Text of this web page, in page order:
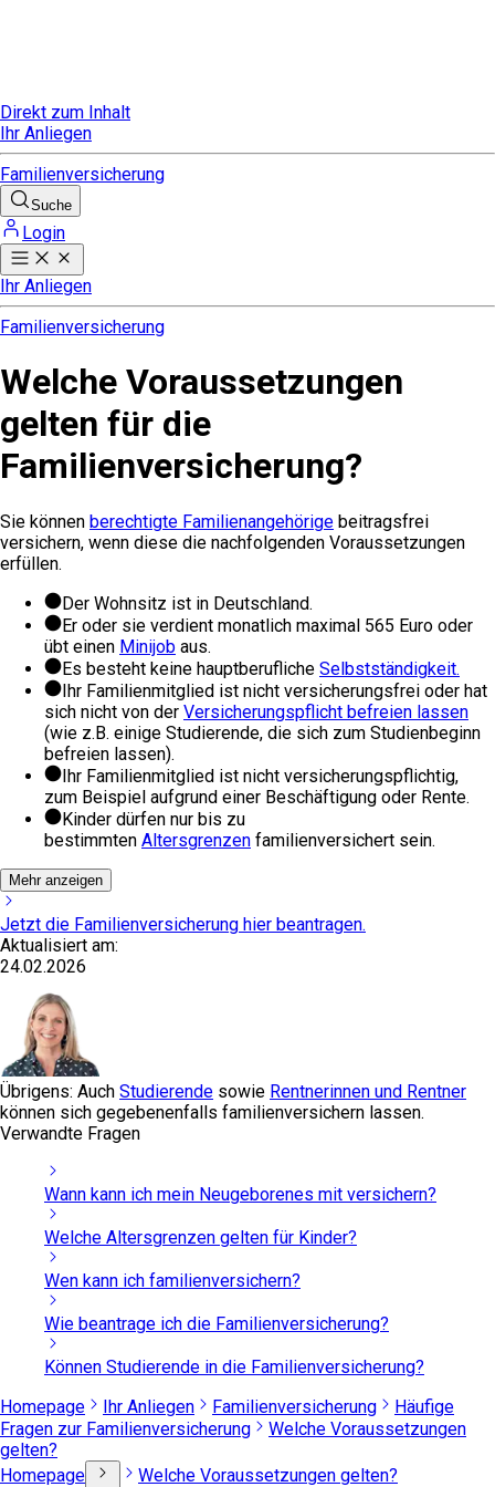
Direkt zum Inhalt
Ihr Anliegen
Familienversicherung
Suche
Login
Ihr Anliegen
Familienversicherung
Welche Voraussetzungen
gelten für die
Familienversicherung?
Sie können berechtigte Familienangehörige beitragsfrei
versichern, wenn diese die nachfolgenden Voraussetzungen
erfüllen.
Der Wohnsitz ist in Deutschland.
Er oder sie verdient monatlich maximal 565 Euro oder
übt einen Minijob aus.
Es besteht keine hauptberufliche Selbstständigkeit.
Ihr Familienmitglied ist nicht versicherungsfrei oder hat
sich nicht von der Versicherungspflicht befreien lassen
(wie z.B. einige Studierende, die sich zum Studienbeginn
befreien lassen).
Ihr Familienmitglied ist nicht versicherungspflichtig,
zum Beispiel aufgrund einer Beschäftigung oder Rente.
Kinder dürfen nur bis zu
bestimmten Altersgrenzen familienversichert sein.
Mehr anzeigen
Jetzt die Familienversicherung hier beantragen.
Aktualisiert am:
24.02.2026
Übrigens: Auch Studierende sowie Rentnerinnen und Rentner
können sich gegebenenfalls familienversichern lassen.
Verwandte Fragen
Wann kann ich mein Neugeborenes mit versichern?
Welche Altersgrenzen gelten für Kinder?
Wen kann ich familienversichern?
Wie beantrage ich die Familienversicherung?
Können Studierende in die Familienversicherung?
Homepage
Ihr Anliegen Familienversicherung
Häufige
Fragen zur Familienversicherung
Welche Voraussetzungen
gelten?
Homepage
Welche Voraussetzungen gelten?